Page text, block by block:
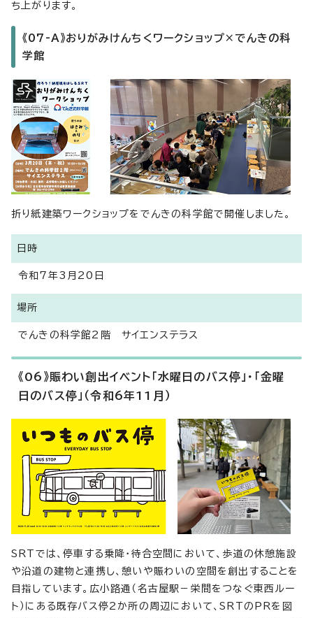
ち上がります。
《07-A》おりがみけんちくワークショップ×でんきの科
学館
折り紙建築ワークショップをでんきの科学館で開催しました。
日時
令和7年3月20日
場所
でんきの科学館2階 サイエンステラス
《06》賑わい創出イベント「水曜日のバス停」・「金曜
日のバス停」（令和6年11月）
SRTでは、停車する乗降・待合空間において、歩道の休憩施設
や沿道の建物と連携し、憩いや賑わいの空間を創出することを
目指しています。広小路通（名古屋駅－栄間をつなぐ東西ルー
ト）にある既存バス停2か所の周辺において、SRTのPRを図